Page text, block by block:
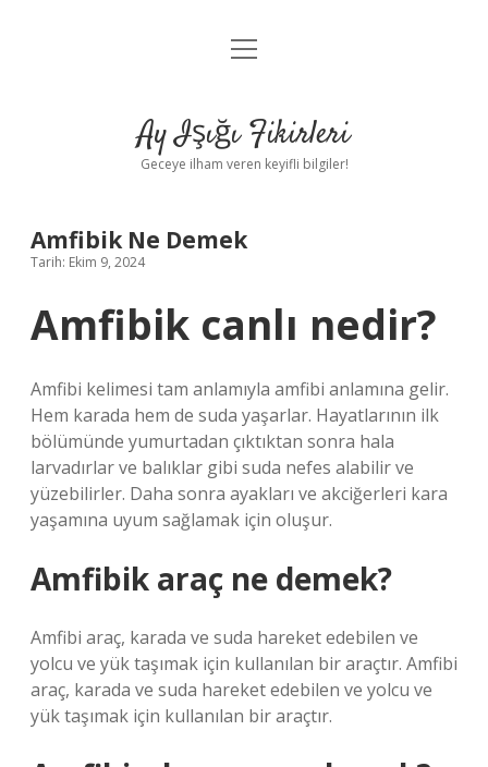
Anasayfa
Yasal Uyarı
menüyü
Ay Işığı Fikirleri
Geceye ilham veren keyifli bilgiler!
Amfibik Ne Demek
Tarih: Ekim 9, 2024
Amfibik canlı nedir?
Amfibi kelimesi tam anlamıyla amfibi anlamına gelir.
Hem karada hem de suda yaşarlar. Hayatlarının ilk
bölümünde yumurtadan çıktıktan sonra hala
larvadırlar ve balıklar gibi suda nefes alabilir ve
yüzebilirler. Daha sonra ayakları ve akciğerleri kara
yaşamına uyum sağlamak için oluşur.
Amfibik araç ne demek?
Amfibi araç, karada ve suda hareket edebilen ve
yolcu ve yük taşımak için kullanılan bir araçtır. Amfibi
araç, karada ve suda hareket edebilen ve yolcu ve
yük taşımak için kullanılan bir araçtır.